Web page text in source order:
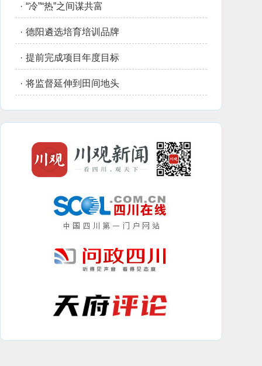
· “冷”“热”之间谋共富
· 德阳遴选培育培训品牌
· 提前完成项目年度目标
· 将监督延伸到田间地头